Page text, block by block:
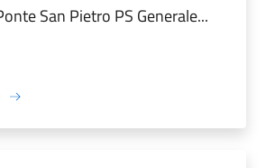
San Pietro PS Generale...